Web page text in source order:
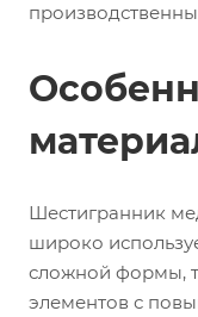
Шестигранник
широко
сложной формы,
элементов с